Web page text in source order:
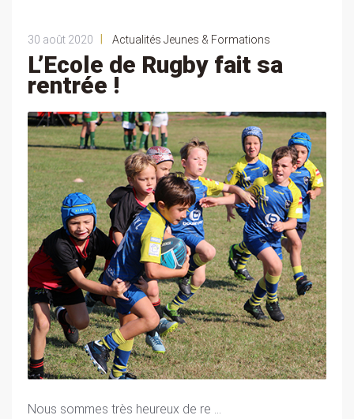
30 août 2020 Actualités Jeunes & Formations
L’Ecole de Rugby fait sa
rentrée !
Nous sommes très heureux de re ...